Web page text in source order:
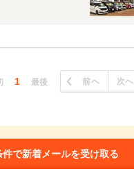
1 最後 前へ 次へ
件で新着メールを受け取る